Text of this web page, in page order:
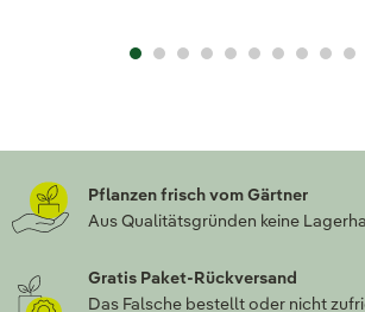
Pflanzen frisch vom Gärtner
Aus Qualitätsgründen keine
Gratis Paket-Rückversand
Das Falsche bestellt oder nicht